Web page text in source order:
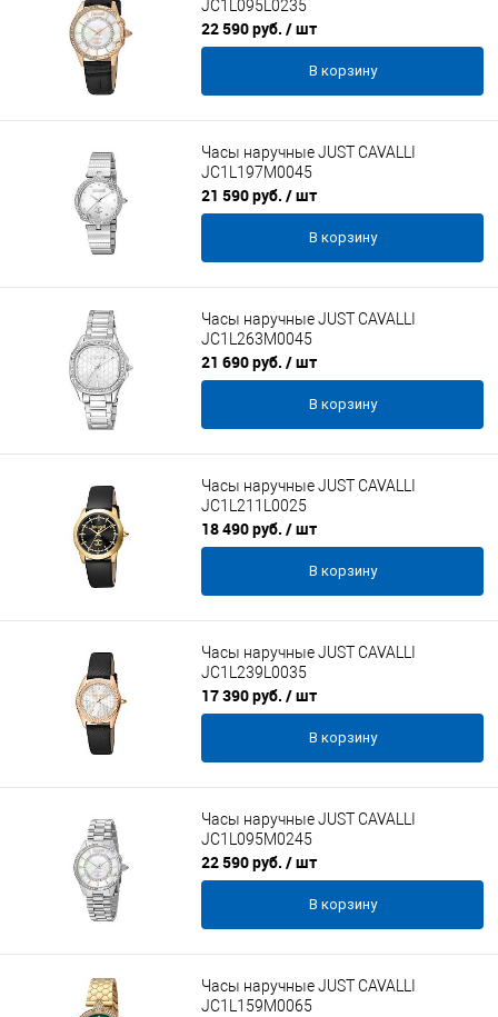
JC1L095L0235
22 590 руб. / шт
В корзину
Часы наручные JUST CAVALLI
JC1L197M0045
21 590 руб. / шт
В корзину
Часы наручные JUST CAVALLI
JC1L263M0045
21 690 руб. / шт
В корзину
Часы наручные JUST CAVALLI
JC1L211L0025
18 490 руб. / шт
В корзину
Часы наручные JUST CAVALLI
JC1L239L0035
17 390 руб. / шт
В корзину
Часы наручные JUST CAVALLI
JC1L095M0245
22 590 руб. / шт
В корзину
Часы наручные JUST CAVALLI
JC1L159M0065